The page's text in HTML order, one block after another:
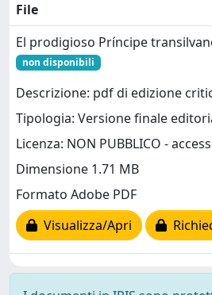
File
El prodigioso Príncipe
non disponibili
Descrizione: pdf di edizione
Tipologia: Versione finale
Licenza: NON PUBBLICO -
Dimensione 1.71 MB
Formato Adobe PDF
Visualizza/Apri